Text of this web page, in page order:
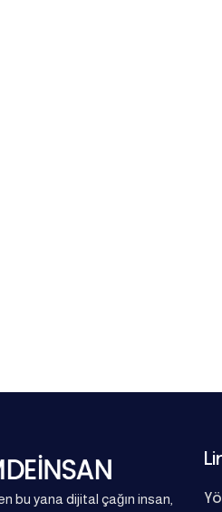
bu yana dijital çağın insan,